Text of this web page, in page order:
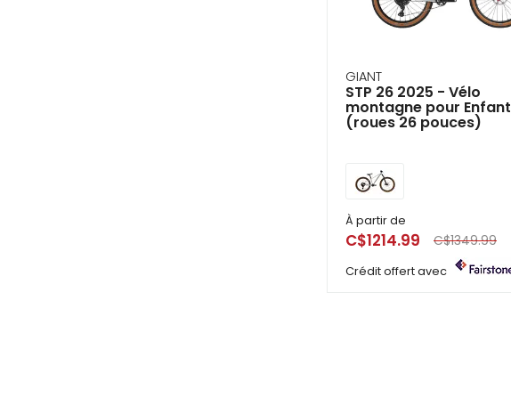
GIANT
STP 26 2025 - Vélo
montagne pour Enfant
(roues 26 pouces)
À partir de
C$1214.99 C$1349.99
Crédit offert avec